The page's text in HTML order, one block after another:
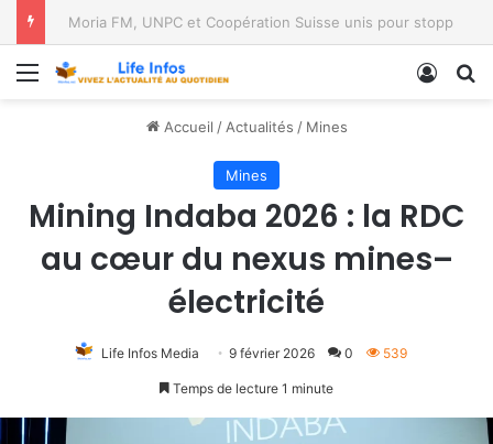
Moria FM, UNPC et Coopération Suisse unis pour stopper Ebola à Bukavu
Menu
Accueil / Actualités / Mines
Mines
Mining Indaba 2026 : la RDC
au cœur du nexus mines–
électricité
Life Infos Media 9 février 2026 0 539
Temps de lecture 1 minute